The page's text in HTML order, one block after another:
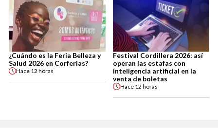
¿Cuándo es la Feria Belleza y
Salud 2026 en Corferias?
Hace 12 horas
Festival Cordillera 2026: así
operan las estafas con
inteligencia artificial en la
venta de boletas
Hace 12 horas